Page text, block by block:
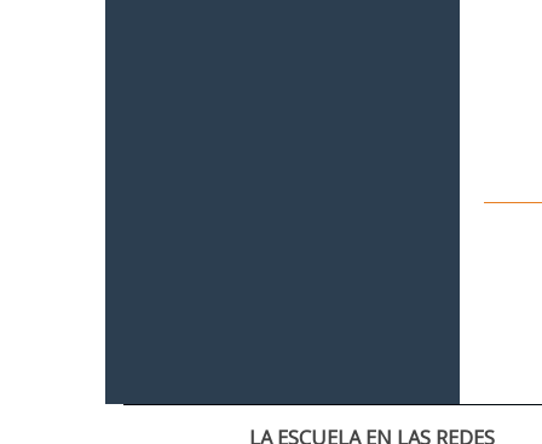
LA ESCUELA EN LAS REDES